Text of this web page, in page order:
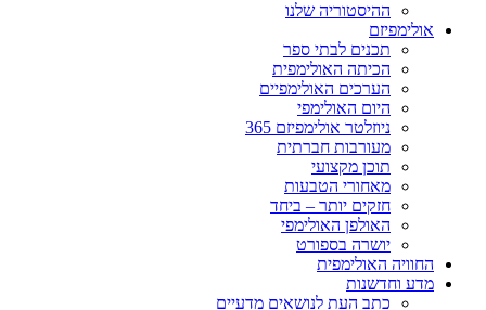
ההיסטוריה שלנו
אולימפיזם
תכנים לבתי ספר
הכיתה האולימפית
הערכים האולימפיים
היום האולימפי
ניוזלטר אולימפיזם 365
מעורבות חברתית
תוכן מקצועי
מאחורי הטבעות
חזקים יותר – ביחד
האולפן האולימפי
יושרה בספורט
החוויה האולימפית
מדע וחדשנות
כתב העת לנושאים מדעיים